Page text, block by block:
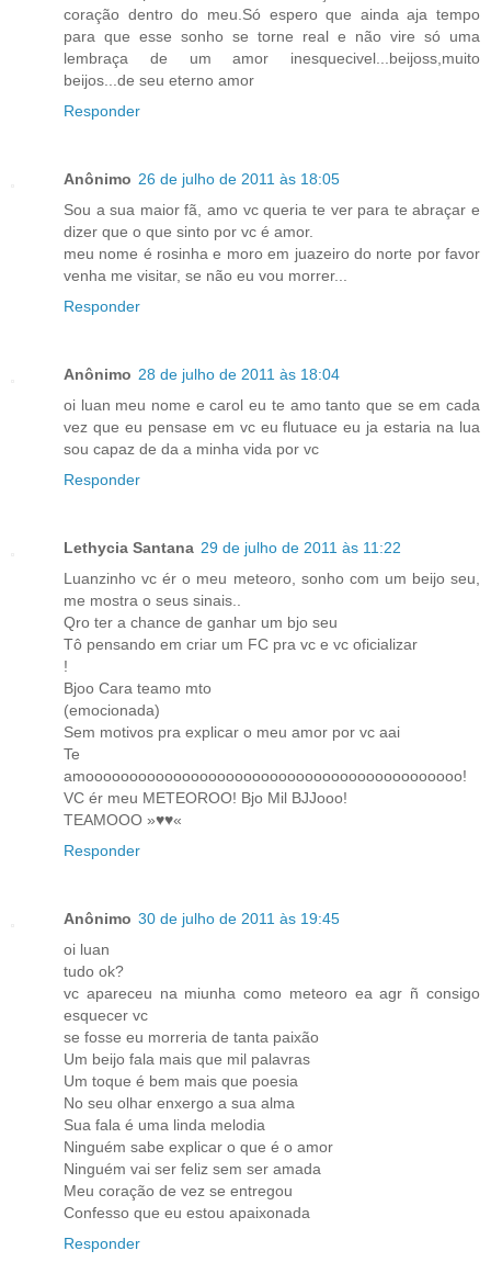
coração dentro do meu.Só espero que ainda aja tempo
para que esse sonho se torne real e não vire só uma
lembraça de um amor inesquecivel...beijoss,muito
beijos...de seu eterno amor
Responder
Anônimo 26 de julho de 2011 às 18:05
Sou a sua maior fã, amo vc queria te ver para te abraçar e
dizer que o que sinto por vc é amor.
meu nome é rosinha e moro em juazeiro do norte por favor
venha me visitar, se não eu vou morrer...
Responder
Anônimo 28 de julho de 2011 às 18:04
oi luan meu nome e carol eu te amo tanto que se em cada
vez que eu pensase em vc eu flutuace eu ja estaria na lua
sou capaz de da a minha vida por vc
Responder
Lethycia Santana 29 de julho de 2011 às 11:22
Luanzinho vc ér o meu meteoro, sonho com um beijo seu,
me mostra o seus sinais..
Qro ter a chance de ganhar um bjo seu
Tô pensando em criar um FC pra vc e vc oficializar
!
Bjoo Cara teamo mto
(emocionada)
Sem motivos pra explicar o meu amor por vc aai
Te
amooooooooooooooooooooooooooooooooooooooooooo!
VC ér meu METEOROO! Bjo Mil BJJooo!
TEAMOOO »♥♥«
Responder
Anônimo 30 de julho de 2011 às 19:45
oi luan
tudo ok?
vc apareceu na miunha como meteoro ea agr ñ consigo
esquecer vc
se fosse eu morreria de tanta paixão
Um beijo fala mais que mil palavras
Um toque é bem mais que poesia
No seu olhar enxergo a sua alma
Sua fala é uma linda melodia
Ninguém sabe explicar o que é o amor
Ninguém vai ser feliz sem ser amada
Meu coração de vez se entregou
Confesso que eu estou apaixonada
Responder